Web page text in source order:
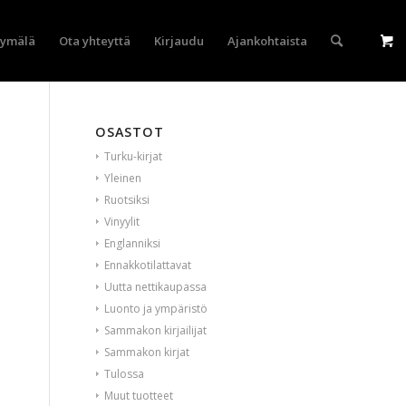
Ota yhteyttä Kirjaudu Ajankohtaista
OSASTOT
Turku-kirjat
Yleinen
Ruotsiksi
Vinyylit
Englanniksi
Ennakkotilattavat
Uutta nettikaupassa
Luonto ja ympäristö
Sammakon kirjailijat
Sammakon kirjat
Tulossa
Muut tuotteet